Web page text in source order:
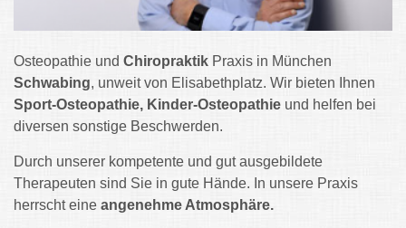
Osteopathie und Chiropraktik Praxis in München
Schwabing, unweit von Elisabethplatz. Wir bieten Ihnen
Sport-Osteopathie, Kinder-Osteopathie und helfen bei
diversen sonstige Beschwerden.
Durch unserer kompetente und gut ausgebildete
Therapeuten sind Sie in gute Hände. In unsere Praxis
herrscht eine angenehme Atmosphäre.